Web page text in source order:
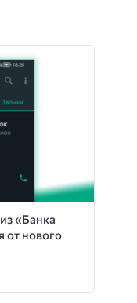
«Банка
от нового